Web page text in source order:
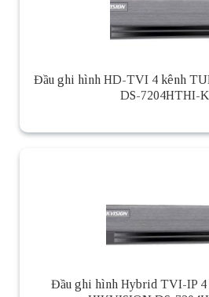
Đầu ghi hình HD-TVI 4 kênh
DS-7204HTHI-
Đầu ghi hình Hybrid TVI-IP 4